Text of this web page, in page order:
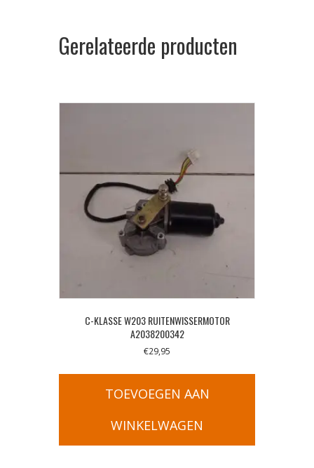
Gerelateerde producten
C-KLASSE W203 RUITENWISSERMOTOR
A2038200342
€29,95
TOEVOEGEN AAN
WINKELWAGEN